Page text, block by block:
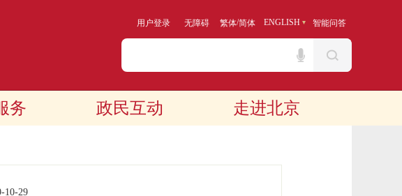
用户登录 无障碍 繁体/简体 ENGLISH 智能问答
务 政民互动 走进北京
10-29